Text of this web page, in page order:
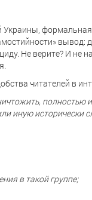
Украины,
Не верите? И не
читателей в
полностью
иную исторически
в такой группе;